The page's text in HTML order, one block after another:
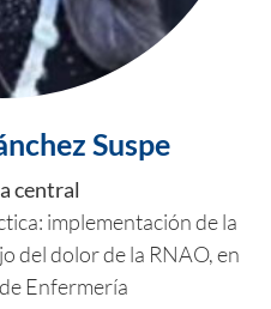
Suspe
central
implementación de la
del dolor de la RNAO, en
Enfermería